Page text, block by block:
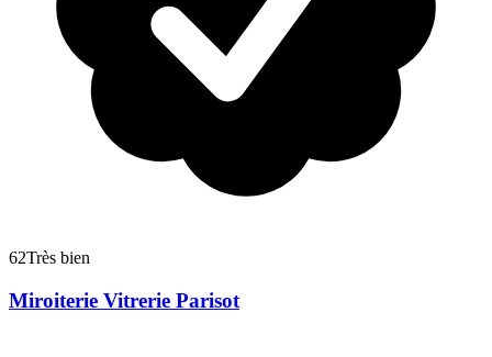
62Très bien
Miroiterie Vitrerie Parisot